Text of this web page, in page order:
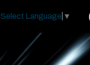
Select Language ▼